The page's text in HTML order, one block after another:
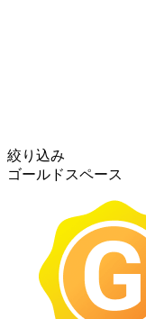
絞り込み
ゴールドスペース